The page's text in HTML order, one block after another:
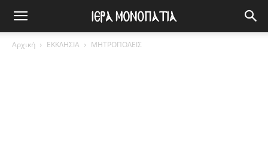
Αρχική ΕΚΚΛΗΣΙΑ ΜΗΤΡΟΠΟΛΕΙΣ